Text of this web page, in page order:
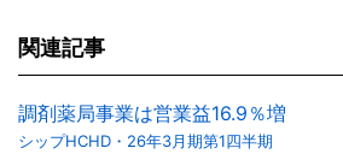
関連記事
調剤薬局事業は営業益16.9％増
シップHCHD・26年3月期第1四半期